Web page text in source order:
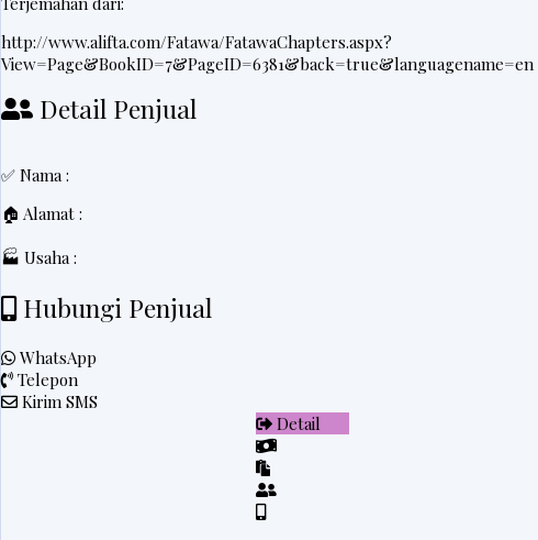
http://www.alifta.com/Fatawa/FatawaChapters.aspx?
View=Page&BookID=7&PageID=6381&back=true&languagename=en
Detail Penjual
✅ Nama :
🏠 Alamat :
🏭 Usaha :
Hubungi Penjual
WhatsApp
Telepon
Kirim SMS
Detail